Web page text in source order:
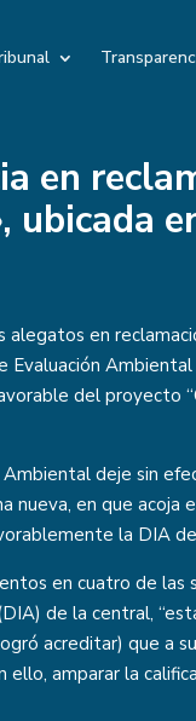
en
ubicada
en
Evaluación Ambiental
del proyecto
deje sin
nueva, en que acoja
la DIA
en cuatro de las
de la central,
acreditar) que a
ello, amparar la